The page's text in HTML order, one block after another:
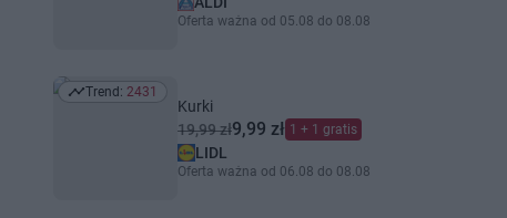
Oferta ważna od 05.08 do 08.08
Trend: 2431
Trend: 2431
Kurki
19,99 zł9,99 zł 1 + 1 gratis
LIDL
Oferta ważna od 06.08 do 08.08